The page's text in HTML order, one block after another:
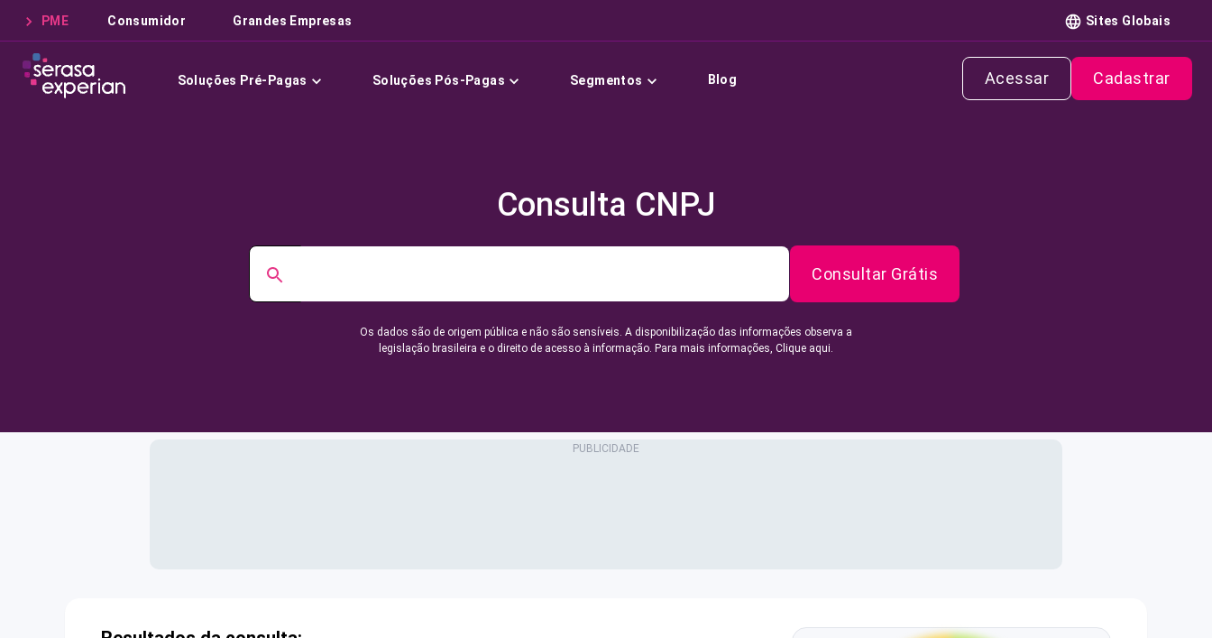
PME Consumidor Grandes Empresas Sites Globais
Soluções Pré-Pagas Soluções Pós-Pagas Segmentos Blog Acessar Cadastrar
Consulta CNPJ
Consultar Grátis
Os dados são de origem pública e não são sensíveis. A disponibilização das informações observa a
legislação brasileira e o direito de acesso à informação. Para mais informações, Clique aqui.